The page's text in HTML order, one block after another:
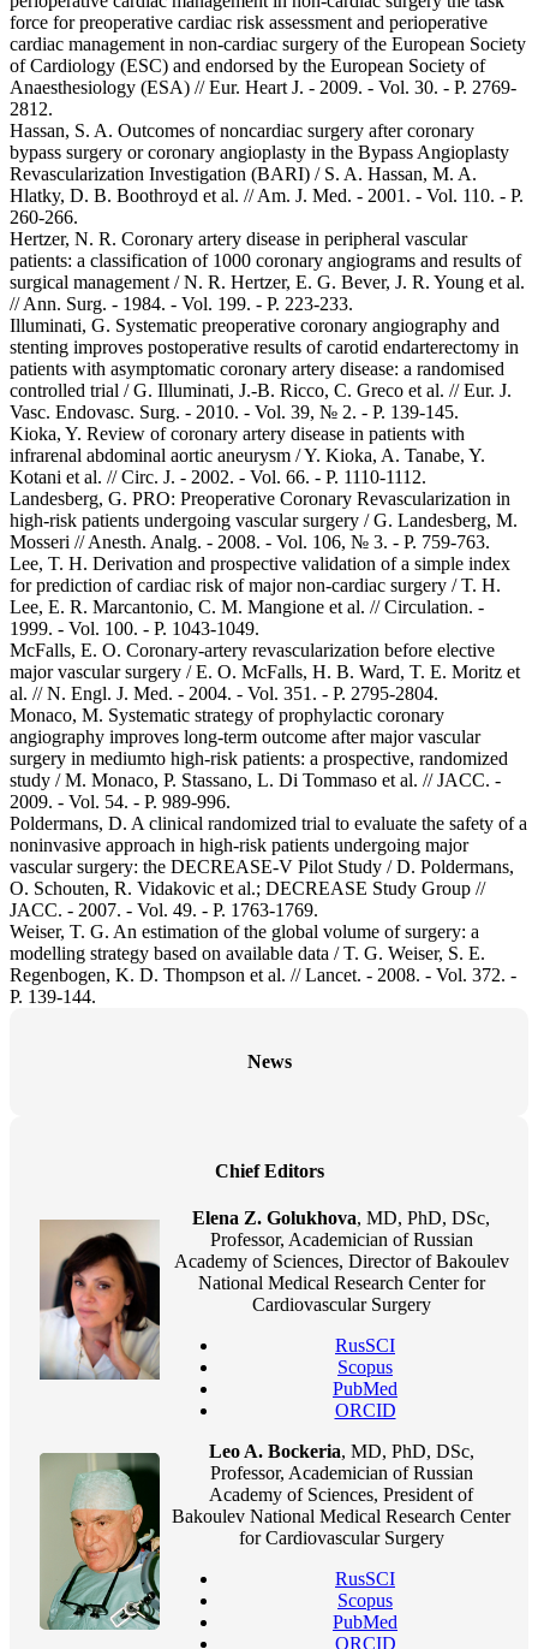
force for preoperative cardiac risk assessment and perioperative
cardiac management in non-cardiac surgery of the European Society
of Cardiology (ESC) and endorsed by the European Society of
Anaesthesiology (ESA) // Eur. Heart J. - 2009. - Vol. 30. - P. 2769-
2812.
Hassan, S. A. Outcomes of noncardiac surgery after coronary
bypass surgery or coronary angioplasty in the Bypass Angioplasty
Revascularization Investigation (BARI) / S. A. Hassan, M. A.
Hlatky, D. B. Boothroyd et al. // Am. J. Med. - 2001. - Vol. 110. - P.
260-266.
Hertzer, N. R. Coronary artery disease in peripheral vascular
patients: a classification of 1000 coronary angiograms and results of
surgical management / N. R. Hertzer, E. G. Bever, J. R. Young et al.
// Ann. Surg. - 1984. - Vol. 199. - P. 223-233.
Illuminati, G. Systematic preoperative coronary angiography and
stenting improves postoperative results of carotid endarterectomy in
patients with asymptomatic coronary artery disease: a randomised
controlled trial / G. Illuminati, J.-B. Ricco, C. Greco et al. // Eur. J.
Vasc. Endovasc. Surg. - 2010. - Vol. 39, № 2. - P. 139-145.
Kioka, Y. Review of coronary artery disease in patients with
infrarenal abdominal aortic aneurysm / Y. Kioka, A. Tanabe, Y.
Kotani et al. // Circ. J. - 2002. - Vol. 66. - P. 1110-1112.
Landesberg, G. PRO: Preoperative Coronary Revascularization in
high-risk patients undergoing vascular surgery / G. Landesberg, M.
Mosseri // Anesth. Analg. - 2008. - Vol. 106, № 3. - P. 759-763.
Lee, T. H. Derivation and prospective validation of a simple index
for prediction of cardiac risk of major non-cardiac surgery / T. H.
Lee, E. R. Marcantonio, C. M. Mangione et al. // Circulation. -
1999. - Vol. 100. - P. 1043-1049.
McFalls, E. O. Coronary-artery revascularization before elective
major vascular surgery / E. O. McFalls, H. B. Ward, T. E. Moritz et
al. // N. Engl. J. Med. - 2004. - Vol. 351. - P. 2795-2804.
Monaco, M. Systematic strategy of prophylactic coronary
angiography improves long-term outcome after major vascular
surgery in mediumto high-risk patients: a prospective, randomized
study / M. Monaco, P. Stassano, L. Di Tommaso et al. // JACC. -
2009. - Vol. 54. - P. 989-996.
Poldermans, D. A clinical randomized trial to evaluate the safety of a
noninvasive approach in high-risk patients undergoing major
vascular surgery: the DECREASE-V Pilot Study / D. Poldermans,
O. Schouten, R. Vidakovic et al.; DECREASE Study Group //
JACC. - 2007. - Vol. 49. - P. 1763-1769.
Weiser, T. G. An estimation of the global volume of surgery: a
modelling strategy based on available data / T. G. Weiser, S. E.
Regenbogen, K. D. Thompson et al. // Lancet. - 2008. - Vol. 372. -
P. 139-144.
News
Chief Editors
Elena Z. Golukhova, MD, PhD, DSc,
Professor, Academician of Russian
Academy of Sciences, Director of Bakoulev
National Medical Research Center for
Cardiovascular Surgery
RusSCI
Scopus
PubMed
ORCID
Leo A. Bockeria, MD, PhD, DSc,
Professor, Academician of Russian
Academy of Sciences, President of
Bakoulev National Medical Research Center
for Cardiovascular Surgery
RusSCI
Scopus
PubMed
ORCID